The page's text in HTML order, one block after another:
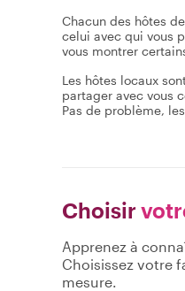
Chacun des hôtes
celui avec qui vous
vous montrer
Les hôtes locaux
partager avec vous
Pas de problème,
Choisir
Apprenez à
Choisissez votre
mesure.